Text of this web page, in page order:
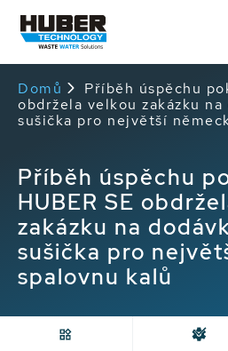
Domů
Příběh úspěchu
obdržela velkou zakázku
sušička pro největší
Příběh úspěchu
HUBER SE
zakázku na
sušička pro
spalovnu kalů